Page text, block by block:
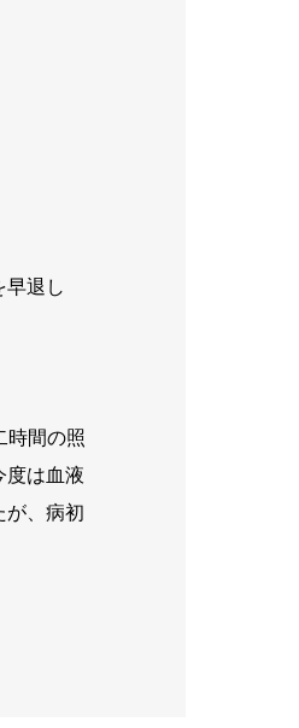
早退し
時間の照
度は血液
が、病初